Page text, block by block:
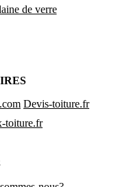
de verre
Devis-toiture.fr
toiture.fr